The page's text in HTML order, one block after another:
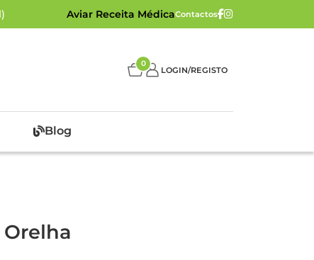
Aviar Receita MédicaContactos
0
LOGIN/REGISTO
Blog